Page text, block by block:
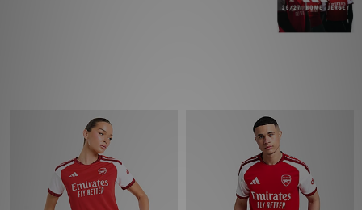
Download JD app'en